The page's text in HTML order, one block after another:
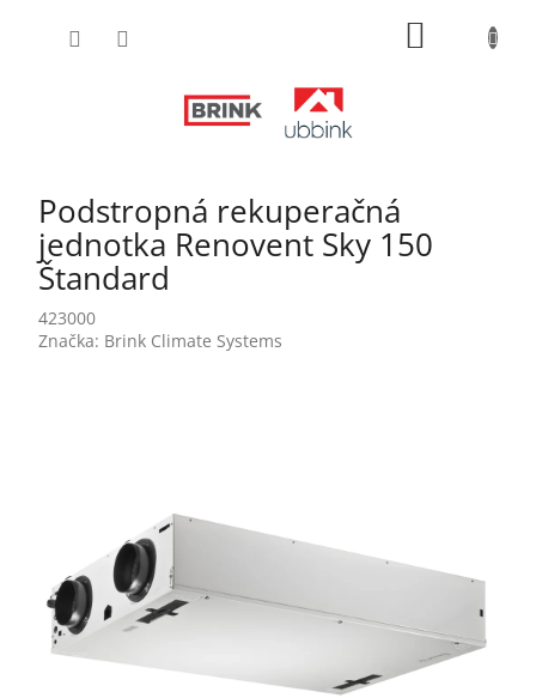
Podstropná rekuperačná
jednotka Renovent Sky 150
Štandard
423000
Značka: Brink Climate Systems